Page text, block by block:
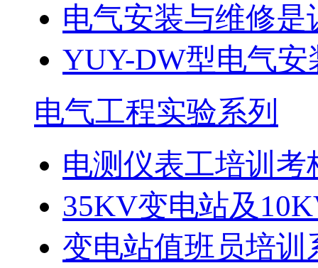
电气安装与维修是
YUY-DW型电气
电气工程实验系列
电测仪表工培训考
35KV变电站及
变电站值班员培训